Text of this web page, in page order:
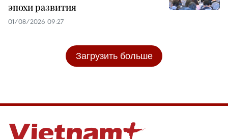
эпохи развития
01/08/2026 09:27
Загрузить больше